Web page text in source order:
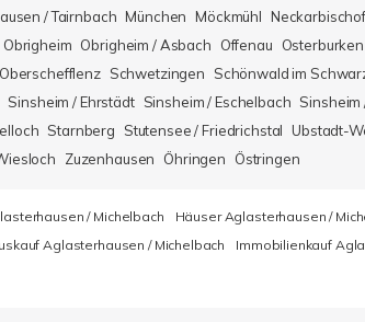
/ Tairnbach München Möckmühl
Obrigheim Obrigheim / Asbach Offenau Osterburken
Schwetzingen Schönwald im
Sinsheim / Ehrstädt Sinsheim / Eschelbach Sinsheim
Starnberg Stutensee / Friedrichstal Ubstadt-
Zuzenhausen Öhringen Östringen
/ Michelbach Häuser Aglasterhausen /
Aglasterhausen / Michelbach Immobilienkauf